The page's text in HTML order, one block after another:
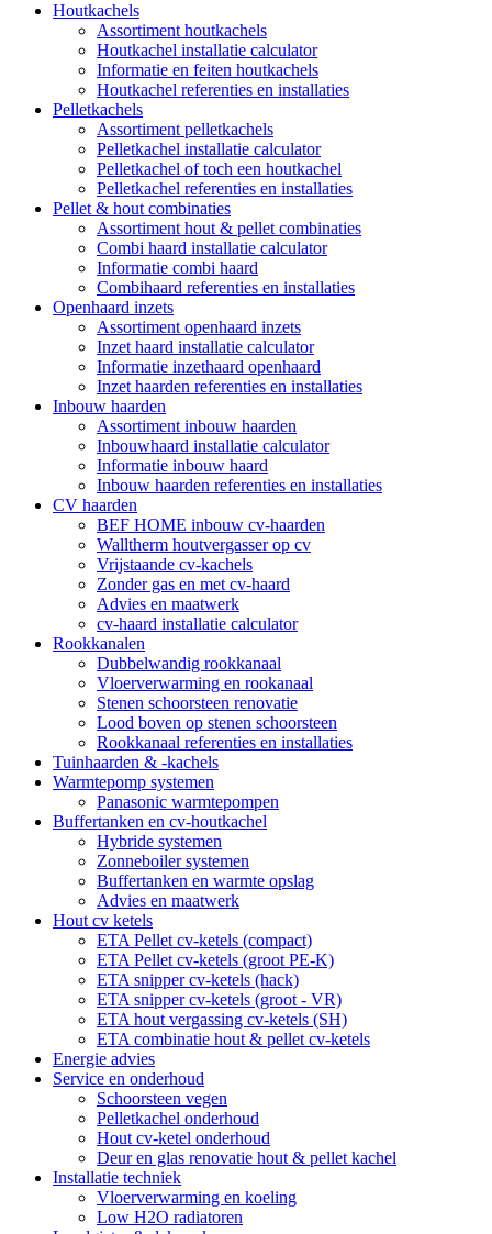
Houtkachels
Assortiment houtkachels
Houtkachel installatie calculator
Informatie en feiten houtkachels
Houtkachel referenties en installaties
Pelletkachels
Assortiment pelletkachels
Pelletkachel installatie calculator
Pelletkachel of toch een houtkachel
Pelletkachel referenties en installaties
Pellet & hout combinaties
Assortiment hout & pellet combinaties
Combi haard installatie calculator
Informatie combi haard
Combihaard referenties en installaties
Openhaard inzets
Assortiment openhaard inzets
Inzet haard installatie calculator
Informatie inzethaard openhaard
Inzet haarden referenties en installaties
Inbouw haarden
Assortiment inbouw haarden
Inbouwhaard installatie calculator
Informatie inbouw haard
Inbouw haarden referenties en installaties
CV haarden
BEF HOME inbouw cv-haarden
Walltherm houtvergasser op cv
Vrijstaande cv-kachels
Zonder gas en met cv-haard
Advies en maatwerk
cv-haard installatie calculator
Rookkanalen
Dubbelwandig rookkanaal
Vloerverwarming en rookanaal
Stenen schoorsteen renovatie
Lood boven op stenen schoorsteen
Rookkanaal referenties en installaties
Tuinhaarden & -kachels
Warmtepomp systemen
Panasonic warmtepompen
Buffertanken en cv-houtkachel
Hybride systemen
Zonneboiler systemen
Buffertanken en warmte opslag
Advies en maatwerk
Hout cv ketels
ETA Pellet cv-ketels (compact)
ETA Pellet cv-ketels (groot PE-K)
ETA snipper cv-ketels (hack)
ETA snipper cv-ketels (groot - VR)
ETA hout vergassing cv-ketels (SH)
ETA combinatie hout & pellet cv-ketels
Energie advies
Service en onderhoud
Schoorsteen vegen
Pelletkachel onderhoud
Hout cv-ketel onderhoud
Deur en glas renovatie hout & pellet kachel
Installatie techniek
Vloerverwarming en koeling
Low H2O radiatoren